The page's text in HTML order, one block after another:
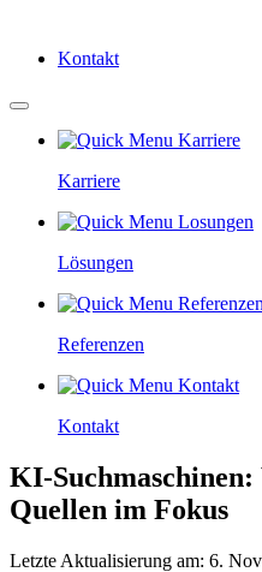
Kontakt
Karriere
Lösungen
Referenzen
Kontakt
KI-
Quellen im Fokus
Letzte Aktualisierung am: 6.